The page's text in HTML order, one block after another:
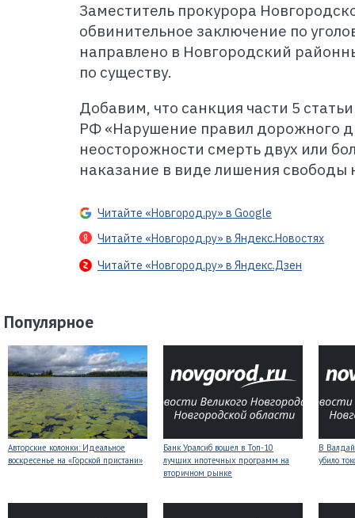
Заместитель прокурора
обвинительное заключение по
направлено в Новгородский
по существу.
Добавим, что санкция части 5
РФ «Нарушение правил дорожного
неосторожности смерть двух или
наказание в виде лишения свободы
Читайте «Новгород.ру» в Google
Читайте «Новгород.ру» в Яндекс.Новостях
Читайте «Новгород.ру» в Яндекс.Дзен
Популярное
Авторские колонки: Идеальное
воскресенье на «Горской пристани»
Банк Уралсиб вошел в Топ-10
лучших ипотечных программ на
вторичном рынке
В
убило